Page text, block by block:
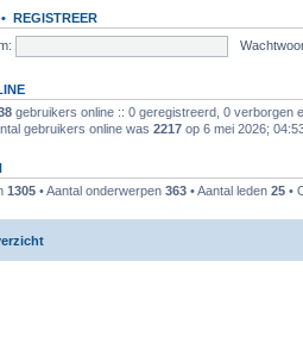
• REGISTREER
gebruikers online :: 0 geregistreerd, 0 verborgen
gebruikers online was 2217 op 6 mei 2026;
1305 • Aantal onderwerpen 363 • Aantal leden 25 •